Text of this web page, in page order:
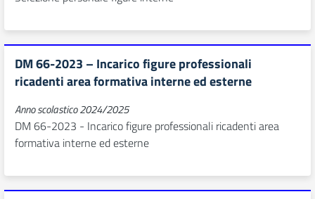
DM 66-2023 – Incarico figure professionali
ricadenti area formativa interne ed esterne
Anno scolastico 2024/2025
DM 66-2023 - Incarico figure professionali ricadenti area
formativa interne ed esterne